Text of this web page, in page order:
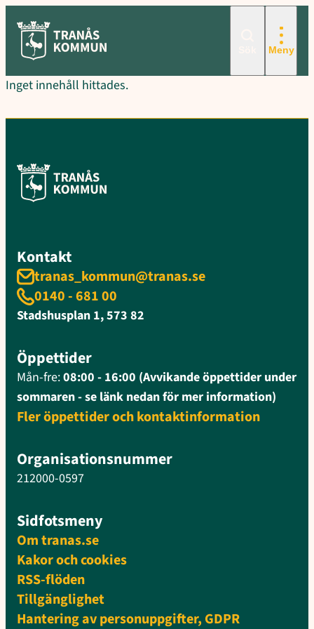
innehåll
Meny
Inget innehåll hittades.
Kontakt
tranas_kommun@tranas.se
0140 - 681 00
Stadshusplan 1, 573 82
Öppettider
Mån-fre:08:00 - 16:00 (Avvikande öppettider under
sommaren - se länk nedan för mer information)
Fler öppettider och kontaktinformation
Organisationsnummer
212000-0597
Sidfotsmeny
Om tranas.se
Kakor och cookies
RSS-flöden
Tillgänglighet
Hantering av personuppgifter, GDPR